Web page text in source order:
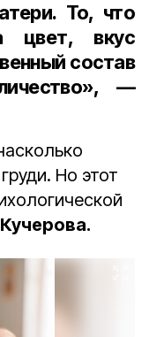
То, что
цвет, вкус
состав
—
Но этот